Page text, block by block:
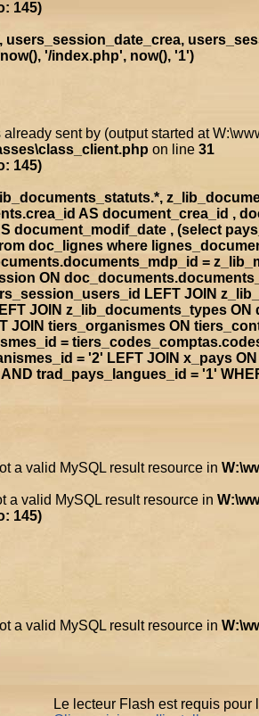
145)
users_session_date_crea,
'/index.php', now(), '1')
sent by (output started at
on line 31
145)
AS document_crea_id ,
document_modif_date , (select
doc_lignes where
=
ON
LEFT JOIN
JOIN z_lib_documents_types
tiers_organismes ON
=
= '2' LEFT JOIN x_pays
trad_pays_langues_id = '1'
a valid MySQL result resource in
a valid MySQL result resource in
145)
a valid MySQL result resource in
Le lecteur Flash est requis pour